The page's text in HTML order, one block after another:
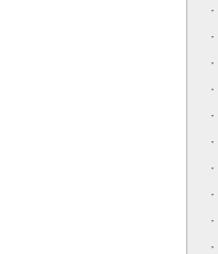
·
·
·
·
·
·
·
·
·
·